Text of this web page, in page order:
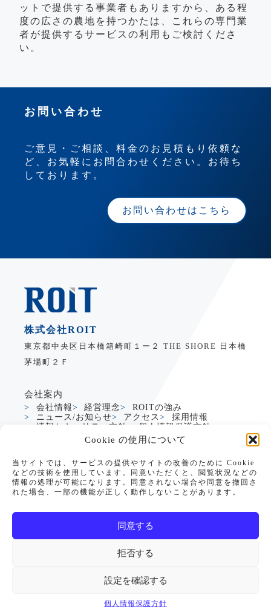
Cookie の使用について
当サイトでは、サービスの提供やサイトの改善のために Cookie
などの技術を使用しています。同意いただくと、閲覧状況などの
情報の処理が可能になります。同意されない場合や同意を撤回さ
れた場合、一部の機能が正しく動作しないことがあります。
同意する
拒否する
設定を確認する
個人情報保護方針
ットで提供する事業者もありますから、ある程
度の広さの農地を持つかたは、これらの専門業
者が提供するサービスの利用もご検討くださ
い。
お問い合わせ
ご意見・ご相談、料金のお見積もり依頼な
ど、お気軽にお問合わせください。お待ち
しております。
お問い合わせはこちら
株式会社ROIT
東京都中央区日本橋箱崎町１ー２ THE SHORE 日本橋
茅場町２Ｆ
会社案内
会社情報 経営理念
ROITの強み
ニュース/お知らせ
アクセス
採用情報
情報セキュリティ方針
個人情報保護方針
製造業DXサービス
グローバルDXサービス
Dynamics365支援
生成AI活用支援
PowerApps支援
PowerApps CRM/SFAテンプレート
セミナー情報リソースお問い合わせ
サイトマップ